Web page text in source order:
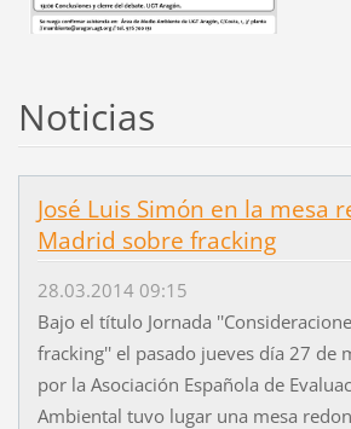
Noticias
José Luis Simón en la mesa
Madrid sobre fracking
28.03.2014 09:15
Bajo el título Jornada
fracking'' el pasado jueves día 27 de
por la Asociación Española de
Ambiental tuvo lugar una mesa